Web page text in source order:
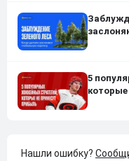
5
Нашли ошибку?